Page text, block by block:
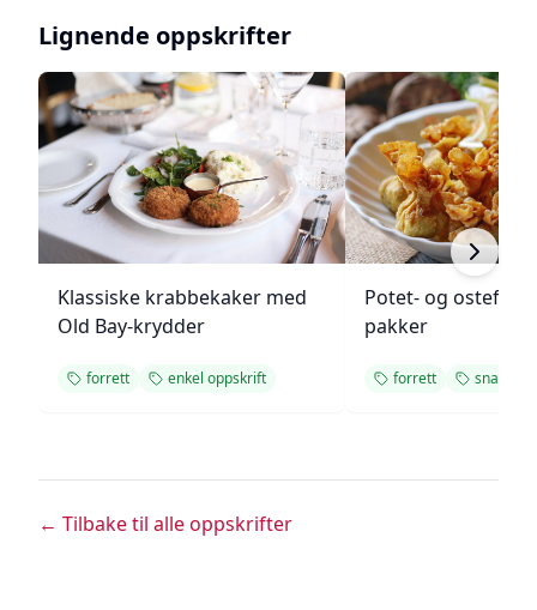
Lignende oppskrifter
Klassiske krabbekaker med
Old Bay-krydder
forrett enkel oppskrift
Potet- og
pakker
forrett snacks
← Tilbake til alle oppskrifter